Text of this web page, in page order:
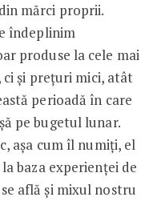
mărci proprii.
îndeplinim
produse la cele mai
și prețuri mici, atât
perioadă în care
pe bugetul lunar.
așa cum îl numiți, el
baza experienței de
află și mixul nostru